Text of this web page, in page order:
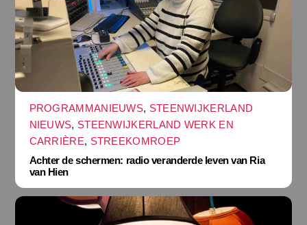
PROGRAMMANIEUWS, STEENWIJKERLAND
NIEUWS, STEENWIJKERLAND WERK EN
CARRIÈRE, STREEKOMROEP
Achter de schermen: radio veranderde leven van Ria
van Hien